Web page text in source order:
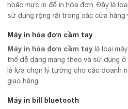
hoặc mực in để in hóa đơn. Đây là
sử dụng rộng rãi trong các cửa hàng
Máy in hóa đơn cầm tay
Máy in hóa đơn cầm tay là loại
thể dễ dàng mang theo và sử dụng
là lựa chọn lý tưởng cho các doanh
giao hàng.
Máy in bill bluetooth